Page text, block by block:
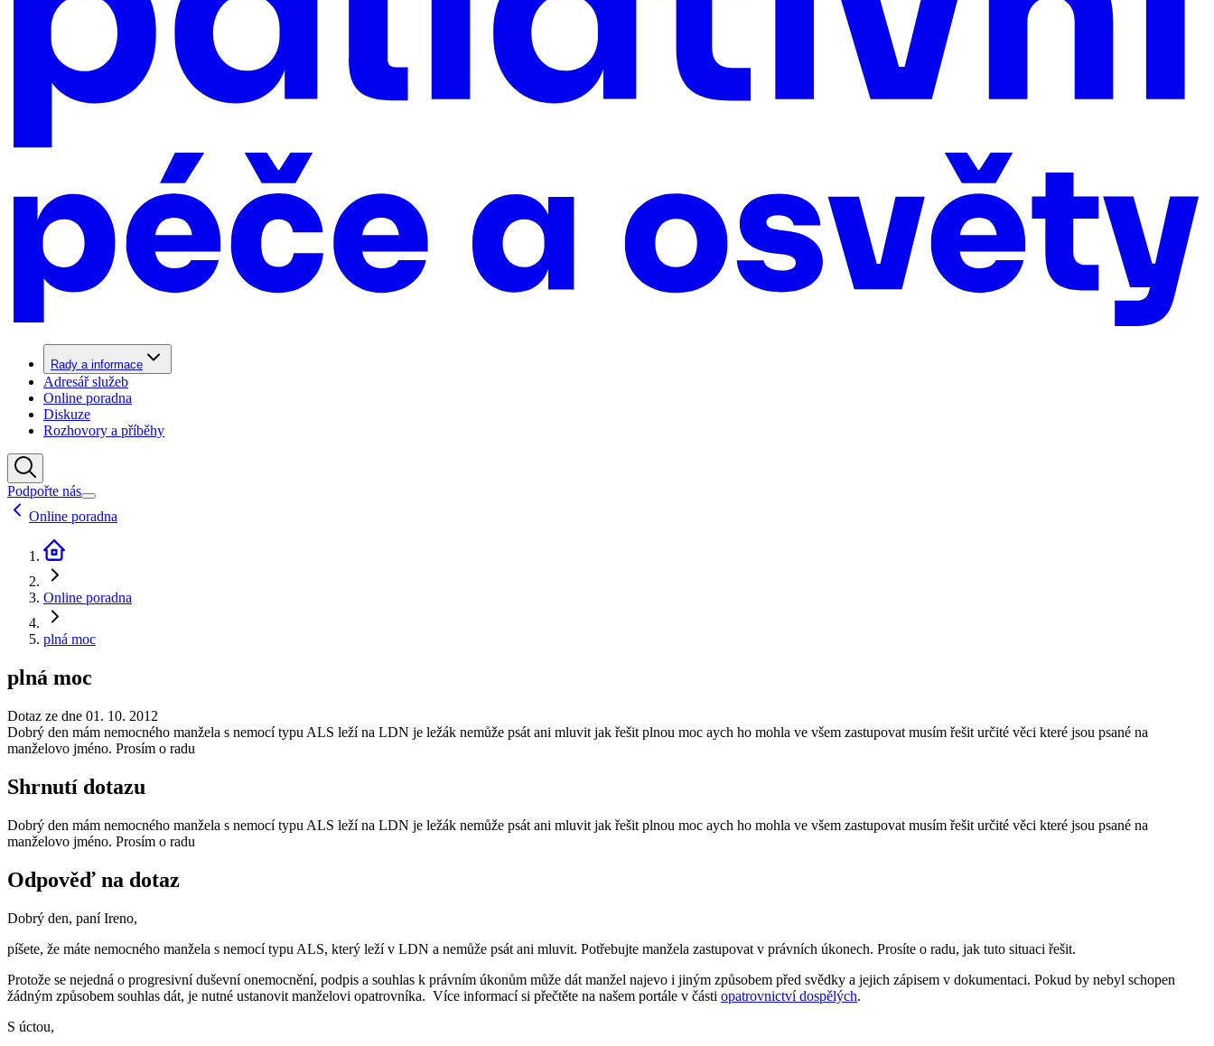
Rady a informace
Adresář služeb
Online poradna
Diskuze
Rozhovory a příběhy
Podpořte nás
Online poradna
Online poradna
plná moc
plná moc
Dotaz ze dne 01. 10. 2012
Dobrý den mám nemocného manžela s nemocí typu ALS leží na LDN je ležák nemůže psát ani mluvit jak řešit plnou moc aych ho mohla ve všem zastupovat musím řešit určité věci které jsou psané na
manželovo jméno. Prosím o radu
Shrnutí dotazu
Dobrý den mám nemocného manžela s nemocí typu ALS leží na LDN je ležák nemůže psát ani mluvit jak řešit plnou moc aych ho mohla ve všem zastupovat musím řešit určité věci které jsou psané na
manželovo jméno. Prosím o radu
Odpověď na dotaz
Dobrý den, paní Ireno,
píšete, že máte nemocného manžela s nemocí typu ALS, který leží v LDN a nemůže psát ani mluvit. Potřebujte manžela zastupovat v právních úkonech. Prosíte o radu, jak tuto situaci řešit.
Protože se nejedná o progresivní duševní onemocnění, podpis a souhlas k právním úkonům může dát manžel najevo i jiným způsobem před svědky a jejich zápisem v dokumentaci. Pokud by nebyl schopen
žádným způsobem souhlas dát, je nutné ustanovit manželovi opatrovníka. Více informací si přečtěte na našem portále v části opatrovnictví dospělých.
S úctou,